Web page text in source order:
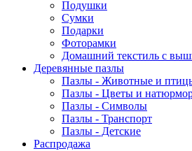
Подушки
Сумки
Подарки
Фоторамки
Домашний текстиль с
Деревянные пазлы
Пазлы - Животные и
Пазлы - Цветы и
Пазлы - Символы
Пазлы - Транспорт
Пазлы - Детские
Распродажа